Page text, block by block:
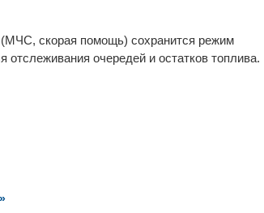
(МЧС, скорая помощь) сохранится режим
очередей и остатков топлива.